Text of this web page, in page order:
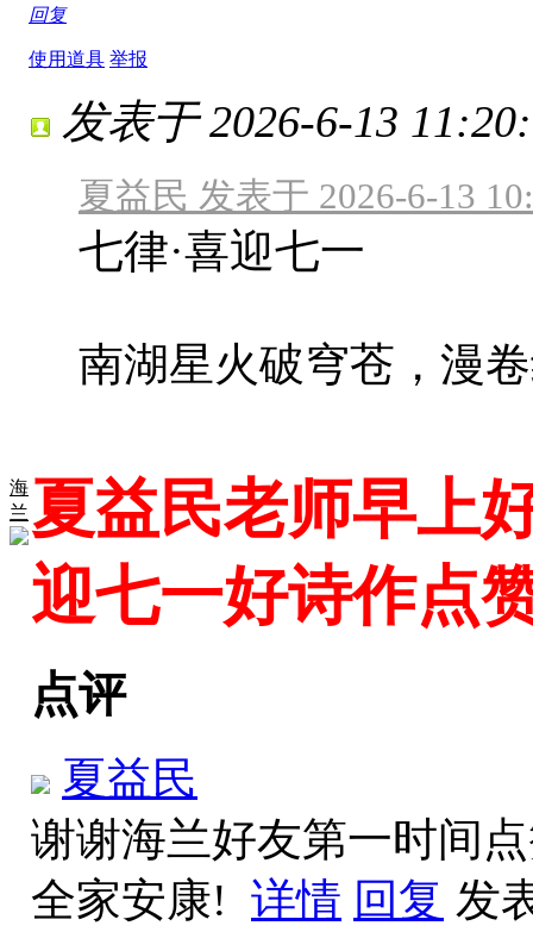
回复
使用道具 举报
海
兰
发表于 2026-6-13
夏益民 发表于 2026-6-13
七律·喜迎七一
南湖星火破穹苍，漫
夏益民老师早上
迎七一好诗作点
点评
夏益民
谢谢海兰好友第一时间
全家安康! 详情 回复 发